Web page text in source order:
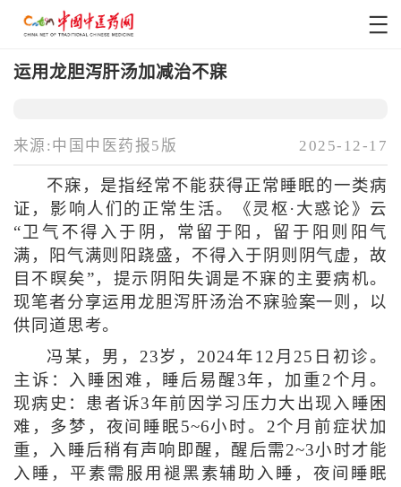
运用龙胆泻肝汤加减治不寐
来源:中国中医药报5版 2025-12-17
不寐，是指经常不能获得正常睡眠的一类病
证，影响人们的正常生活。《灵枢·大惑论》云
“卫气不得入于阴，常留于阳，留于阳则阳气
满，阳气满则阳跷盛，不得入于阴则阴气虚，故
目不瞑矣”，提示阴阳失调是不寐的主要病机。
现笔者分享运用龙胆泻肝汤治不寐验案一则，以
供同道思考。
冯某，男，23岁，2024年12月25日初诊。
主诉：入睡困难，睡后易醒3年，加重2个月。
现病史：患者诉3年前因学习压力大出现入睡困
难，多梦，夜间睡眠5~6小时。2个月前症状加
重，入睡后稍有声响即醒，醒后需2~3小时才能
入睡，平素需服用褪黑素辅助入睡，夜间睡眠